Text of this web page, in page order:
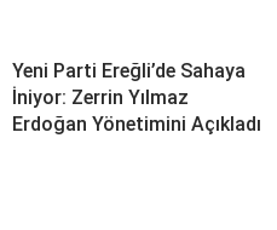
Yeni Parti Ereğli’de Sahaya
İniyor: Zerrin Yılmaz
Erdoğan Yönetimini Açıkladı